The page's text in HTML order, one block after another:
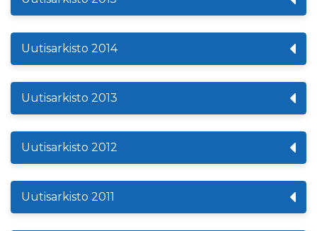
Uutisarkisto 2014
Uutisarkisto 2013
Uutisarkisto 2012
Uutisarkisto 2011